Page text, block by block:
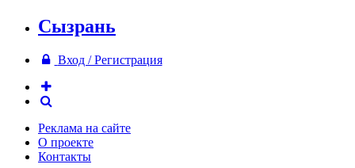
Сызрань
Вход / Регистрация
Реклама на сайте
О проекте
Контакты